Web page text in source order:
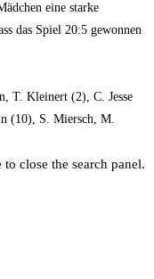
eine starke
das Spiel 20:5 gewonnen
T. Kleinert (2), C. Jesse
(10), S. Miersch, M.
to close the search panel.